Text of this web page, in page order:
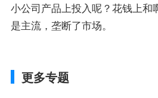
小公司产品上投入呢？花钱上和
是主流，垄断了市场。
更多专题